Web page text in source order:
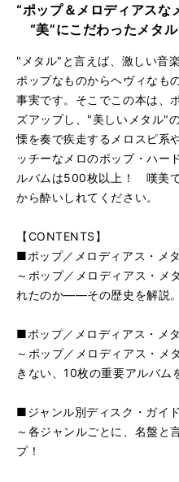
“ポップ＆メロディアスな
“美”にこだわったメタ
"メタル"と言えば、激しい音
ポップなものからヘヴィなも
事実です。そこでこの本は、
ズアップし、"美しいメタル"
慄を奏で疾走するメロスピ系
ッチーなメロのポップ・ハー
ルバムは500枚以上！ 嘆美
から酔いしれてください。
【CONTENTS】
■ポップ／メロディアス・メ
～ポップ／メロディアス・メ
れたのか――その歴史を解説。
■ポップ／メロディアス・メ
～ポップ／メロディアス・メ
きない、10枚の重要アルバム
■ジャンル別ディスク・ガイド
～各ジャンルごとに、名盤と
プ！